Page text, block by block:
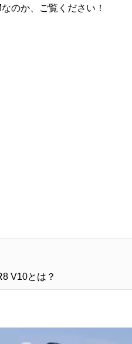
のか、ご覧ください！
V10とは？